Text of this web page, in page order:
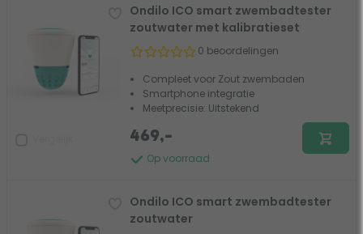
Ondilo ICO smart zwembadtester
zoutwater met kalibratieset
0 beoordelingen
Compleet voor Zout zwembaden
Smartphone integratie
Meetprecisie: Uitstekend
Op voorraad
469,-
Ondilo ICO smart zwembadtester
zoutwater